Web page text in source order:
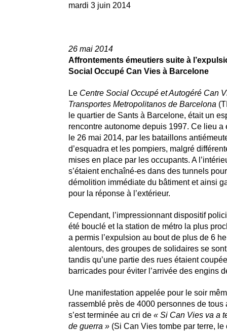
mardi 3 juin 2014
26 mai 2014
Affrontements émeutiers suite à
Social Occupé Can Vies à Barcelone
Le Centre Social Occupé et Autogéré Can
Transportes Metropolitanos de Barcelona
le quartier de Sants à Barcelone, était un
rencontre autonome depuis 1997. Ce lieu a
le 26 mai 2014, par les bataillons
d’esquadra et les pompiers, malgré
mises en place par les occupants. A
s’étaient enchaîné-es dans des tunnels
démolition immédiate du bâtiment et ainsi
pour la réponse à l’extérieur.
Cependant, l’impressionnant dispositif
été bouclé et la station de métro la plus
a permis l’expulsion au bout de plus de 6
alentours, des groupes de solidaires se
tandis qu’une partie des rues étaient
barricades pour éviter l’arrivée des engins
Une manifestation appelée pour le soir
rassemblé près de 4000 personnes de tous
s’est terminée au cri de « Si Can Vies va a
de guerra »(Si Can Vies tombe par terre, le